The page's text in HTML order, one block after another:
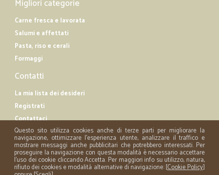
Migliori categorie
Carne fresca e lavorata
Salumi e affettati
Pasta, riso e cerali
Formaggi
Contatti
La mia lista dei desideri
Registrati
Contattaci
Questo sito utilizza cookies anche di terze parti per migliorare la
navigazione, ottimizzare l'esperienza utente, analizzare il traffico e
mostrare messaggi anche pubblicitari che potrebbero interessati. Per
proseguire la navigazione con questa modalità è necessario accettare
l'uso dei cookie cliccando Accetta. Per maggiori info su utilizzo, natura,
rifiuto dei cookies e modalità alternative di navigazione: [Cookie Policy]